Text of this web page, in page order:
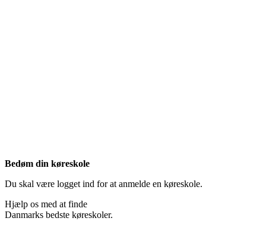
Bedøm din køreskole
Du skal være logget ind for at anmelde en køreskole.
Hjælp os med at finde
Danmarks bedste køreskoler.